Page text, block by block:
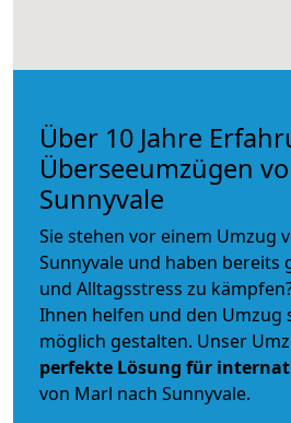
Über 10 Jahre
Überseeumzügen
Sunnyvale
Sie stehen vor einem Umzug
Sunnyvale und haben bereits
und Alltagsstress zu
Ihnen helfen und den Umzug
möglich gestalten. Unser
perfekte Lösung für
von Marl nach Sunnyvale.